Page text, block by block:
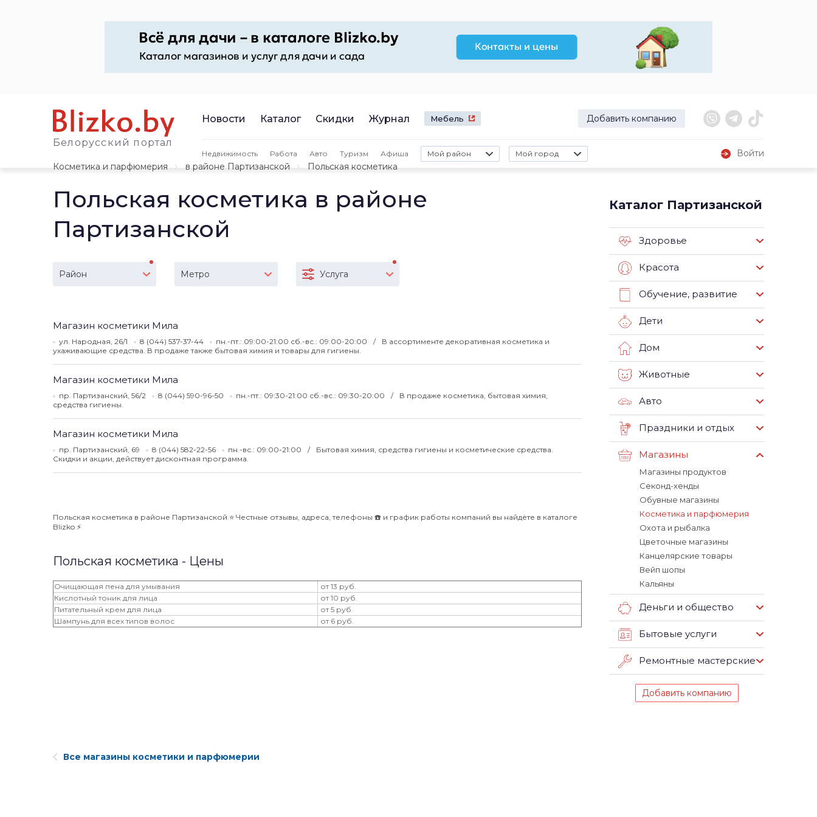
Белорусский портал
Новости Каталог Скидки Журнал Мебель Добавить компанию
Недвижимость Работа Авто Туризм Афиша Мой район Мой город
Войти
Косметика и парфюмерия
в районе Партизанской Польская косметика
Польская косметика в районе
Партизанской
Район Метро Услуга
Магазин косметики Мила
ул. Народная, 26/1 8 (044) 537-37-44 пн.-пт.: 09:00-21:00 сб.-вс.: 09:00-20:00
В ассортименте декоративная косметика и
ухаживающие средства. В продаже также бытовая химия и товары для гигиены.
Магазин косметики Мила
пр. Партизанский, 56/2 8 (044) 590-96-50 пн.-пт.: 09:30-21:00 сб.-вс.: 09:30-20:00
В продаже косметика, бытовая химия,
средства гигиены.
Магазин косметики Мила
пр. Партизанский, 69 8 (044) 582-22-56 пн.-вс.: 09:00-21:00
Бытовая химия, средства гигиены и косметические средства.
Скидки и акции, действует дисконтная программа.
Польская косметика в районе Партизанской ⭐️ Честные отзывы, адреса, телефоны ☎️ и график работы компаний вы найдёте в каталоге
Blizko ⚡️
Польская косметика - Цены
Очищающая пена для умывания
от 13 руб.
Кислотный тоник для лица
от 10 руб.
Питательный крем для лица
от 5 руб.
Шампунь для всех типов волос
от 6 руб.
Каталог Партизанской
Здоровье
Красота
Обучение, развитие
Дети
Дом
Животные
Авто
Праздники и отдых
Магазины
Магазины продуктов
Секонд-хенды
Обувные магазины
Косметика и парфюмерия
Охота и рыбалка
Цветочные магазины
Канцелярские товары
Вейп шопы
Кальяны
Деньги и общество
Бытовые услуги
Ремонтные мастерские
Добавить компанию
Все магазины косметики и парфюмерии